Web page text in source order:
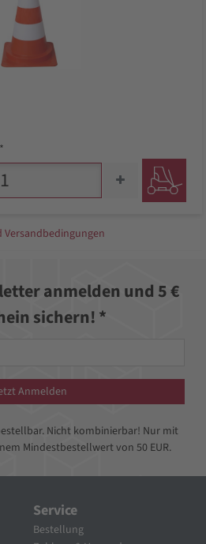
anmelden und 5 €
sichern! *
Anmelden
Nicht kombinierbar! Nur mit
Mindestbestellwert von 50 EUR.
Service
Bestellung